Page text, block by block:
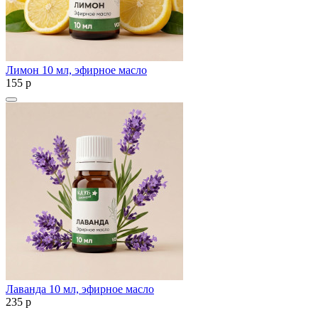
Лимон 10 мл, эфирное масло
155 p
Лаванда 10 мл, эфирное масло
235 p